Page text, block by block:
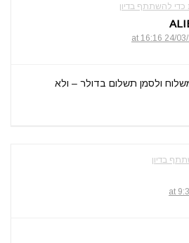
להשתתף בדיון
24/03/
ולסמן תשלום בדולר – ולא
בדיון